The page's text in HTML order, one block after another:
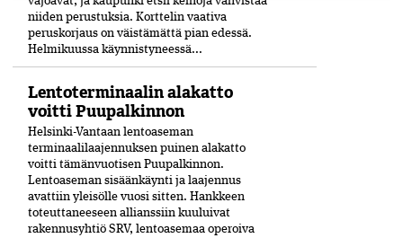
niiden perustuksia. Korttelin vaativa
peruskorjaus on väistämättä pian edessä.
Helmikuussa käynnistyneessä...
Lentoterminaalin alakatto
voitti Puupalkinnon
Helsinki-Vantaan lentoaseman
terminaalilaajennuksen puinen alakatto
voitti tämänvuotisen Puupalkinnon.
Lentoaseman sisäänkäynti ja laajennus
avattiin yleisölle vuosi sitten. Hankkeen
toteuttaneeseen allianssiin kuuluivat
rakennusyhtiö SRV, lentoasemaa operoiva